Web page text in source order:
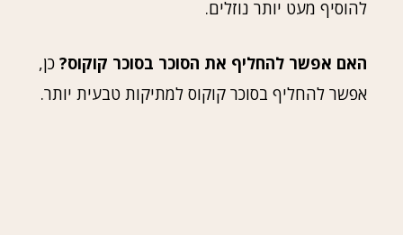
להוסיף מעט יותר נוזלים.
האם אפשר להחליף את הסוכר בסוכר קוקוס? כן,
אפשר להחליף בסוכר קוקוס למתיקות טבעית יותר.